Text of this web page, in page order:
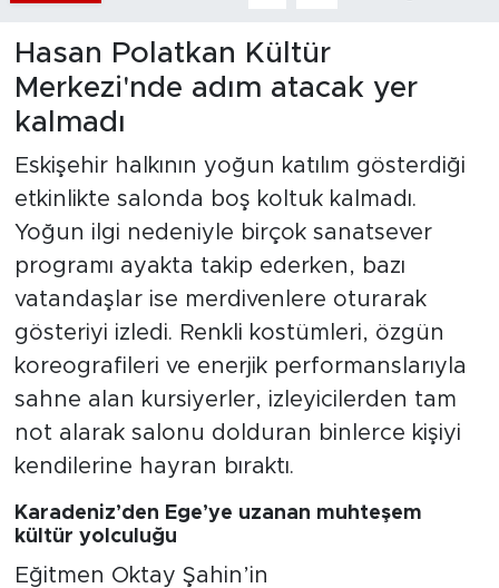
Hasan Polatkan Kültür
Merkezi'nde adım atacak yer
kalmadı
Eskişehir halkının yoğun katılım gösterdiği
etkinlikte salonda boş koltuk kalmadı.
Yoğun ilgi nedeniyle birçok sanatsever
programı ayakta takip ederken, bazı
vatandaşlar ise merdivenlere oturarak
gösteriyi izledi. Renkli kostümleri, özgün
koreografileri ve enerjik performanslarıyla
sahne alan kursiyerler, izleyicilerden tam
not alarak salonu dolduran binlerce kişiyi
kendilerine hayran bıraktı.
Karadeniz’den Ege’ye uzanan muhteşem
kültür yolculuğu
Eğitmen Oktay Şahin’in